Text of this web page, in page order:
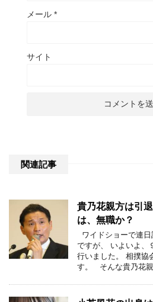
メール *
サイト
関連記事
貴乃花親方は引
は、無職か？
ワイドショーで連
ですが、 いよいよ、
行いました。 相撲協
す。 そんな貴乃花